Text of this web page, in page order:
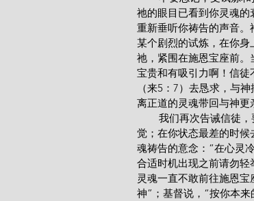
祂的眼目已看到你灵魂的
重新垂听你祷告的声音
某个剧烈的试炼，在你
祂，紧围在施恩宝座前
宝贵和有吸引力啊！信
（来5：7）去恳求，与
离正道的灵魂带回与神更
觉；在你状态最差的时
魂祷告的意念：“在心灵
合适时机出现之前请勿
灵魂一直不敢前往施恩
神”；基督说，“按你本